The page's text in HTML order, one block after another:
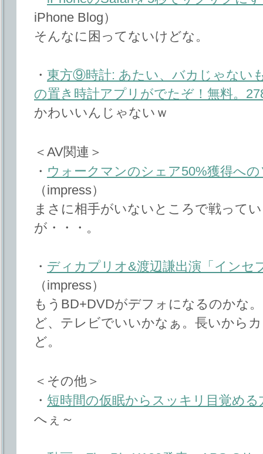
iPhone Blog）
そんなに困ってないけどな。
・ 東方⑨時計: あたい、バカじゃない
の置き時計アプリがでたぞ！無料。
かわいいんじゃないｗ
＜AV関連＞
・ ウォークマンのシェア50%獲得へ
（impress）
まさに相手がいないところで戦って
が・・・。
・ ディカプリオ&渡辺謙出演「インセ
（impress）
もうBD+DVDがデフォになるのかな
ど、テレビでいいかなぁ。長いから
ど。
＜その他＞
・ 短時間の仮眠からスッキリ目覚める
へぇ～